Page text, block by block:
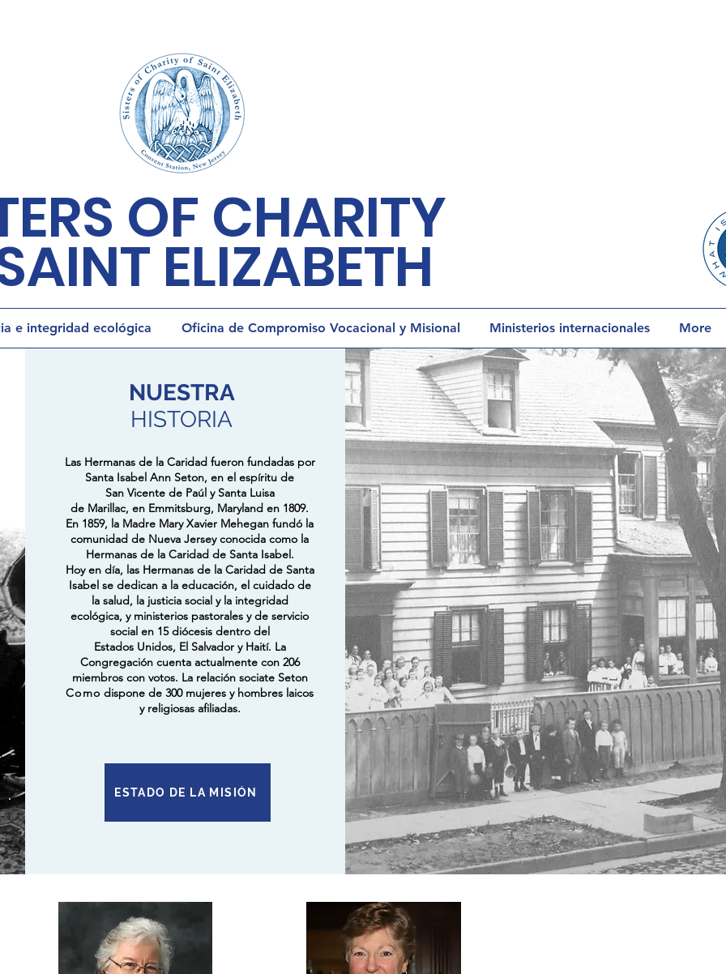
OF CHARITY
ELIZABETH
e integridad ecológica Oficina de Compromiso Vocacional y Misional Ministerios internacionales More
NUESTRA
HISTORIA
Las Hermanas de la Caridad fueron fundadas por
Santa Isabel Ann Seton, en el espíritu de
San Vicente de Paúl y Santa Luisa
de Marillac, en Emmitsburg, Maryland en 1809.
En 1859, la Madre Mary Xavier Mehegan fundó la
comunidad de Nueva Jersey conocida como la
Hermanas de la Caridad de Santa Isabel.
Hoy en día, las Hermanas de la Caridad de Santa
Isabel se dedican a la educación, el cuidado de
la salud, la justicia social y la integridad
ecológica, y ministerios pastorales y de servicio
social en 15 diócesis dentro del
Estados Unidos, El Salvador y Haití. La
Congregación cuenta actualmente con 206
miembros con votos. La relación sociate Seton
Como dispone de 300 mujeres y hombres laicos
y religiosas afiliadas.
ESTADO DE LA MISIÓN